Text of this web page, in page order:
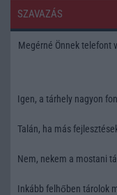
SZAVAZÁS
Megérné Önnek telefont
Igen, a tárhely nagyon
Talán, ha más
Nem, nekem a mostani
Inkább felhőben tárolok